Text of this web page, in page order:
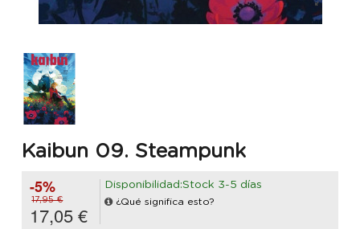
Kaibun 09. Steampunk
-5%
17,95 €
17,05 €
Disponibilidad:Stock 3-5 días
¿Qué significa esto?